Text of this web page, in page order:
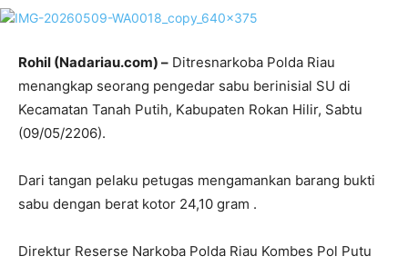
Rohil (Nadariau.com) – Ditresnarkoba Polda Riau
menangkap seorang pengedar sabu berinisial SU di
Kecamatan Tanah Putih, Kabupaten Rokan Hilir, Sabtu
(09/05/2206).
Dari tangan pelaku petugas mengamankan barang bukti
sabu dengan berat kotor 24,10 gram .
Direktur Reserse Narkoba Polda Riau Kombes Pol Putu